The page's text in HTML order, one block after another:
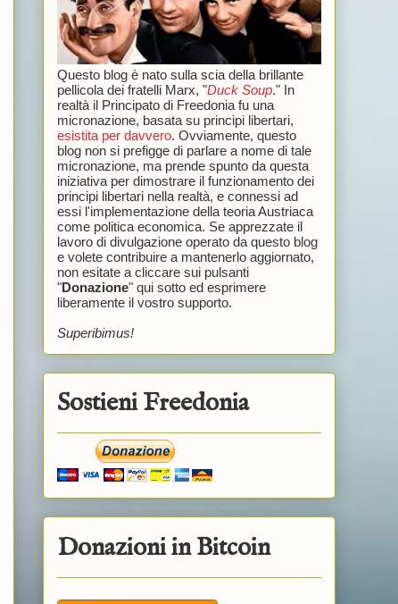
Questo blog è nato sulla scia della brillante
pellicola dei fratelli Marx, "Duck Soup." In
realtà il Principato di Freedonia fu una
micronazione, basata su principi libertari,
esistita per davvero. Ovviamente, questo
blog non si prefigge di parlare a nome di tale
micronazione, ma prende spunto da questa
iniziativa per dimostrare il funzionamento dei
principi libertari nella realtà, e connessi ad
essi l'implementazione della teoria Austriaca
come politica economica. Se apprezzate il
lavoro di divulgazione operato da questo blog
e volete contribuire a mantenerlo aggiornato,
non esitate a cliccare sui pulsanti
"Donazione" qui sotto ed esprimere
liberamente il vostro supporto.
Superibimus!
Sostieni Freedonia
Donazioni in Bitcoin